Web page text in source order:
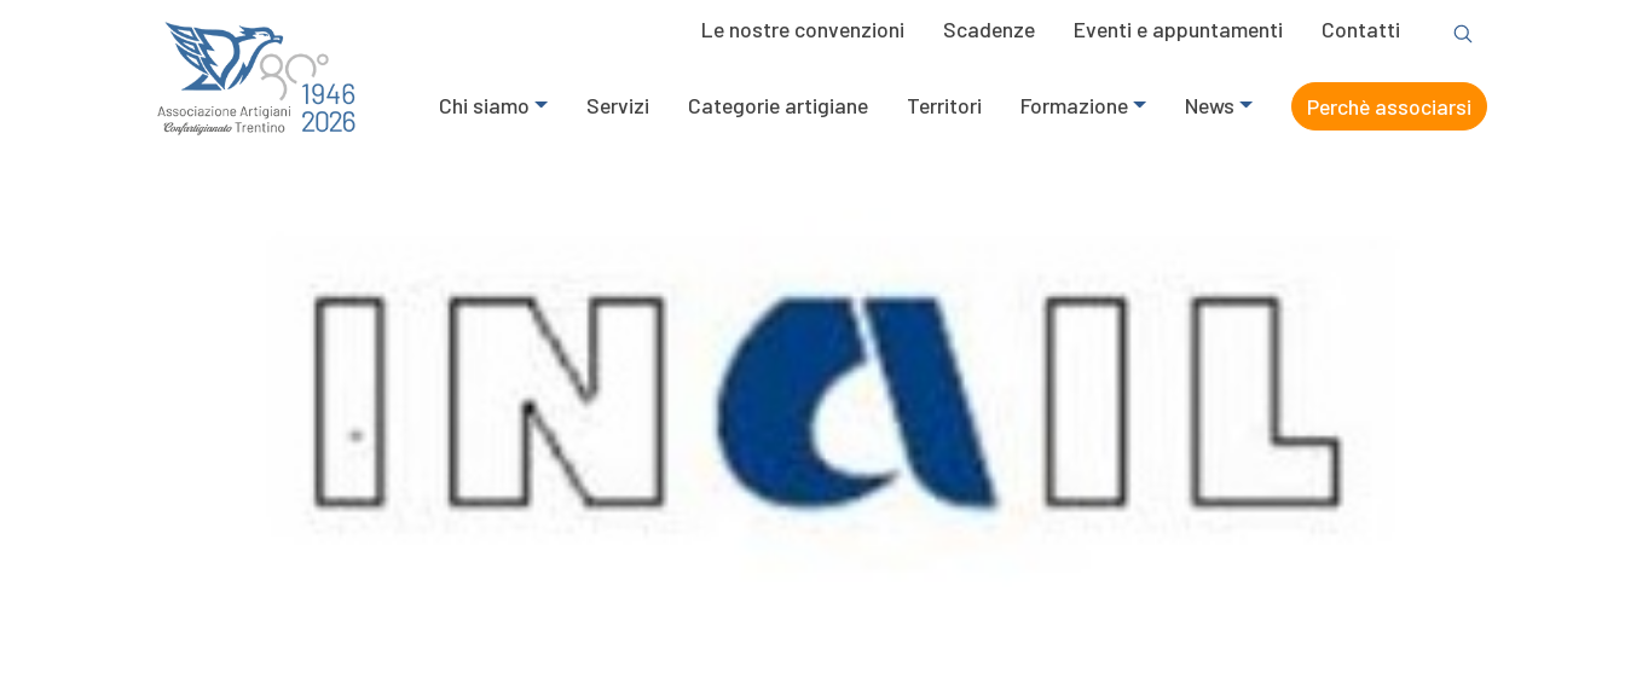
Le nostre convenzioni Scadenze Eventi e appuntamenti Contatti
Chi siamo Servizi Categorie artigiane Territori Formazione News Perchè associarsi